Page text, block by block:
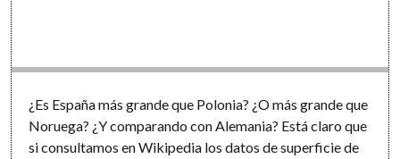
¿Es España más grande que Polonia? ¿O más grande que
Noruega? ¿Y comparando con Alemania? Está claro que
si consultamos en Wikipedia los datos de superficie de